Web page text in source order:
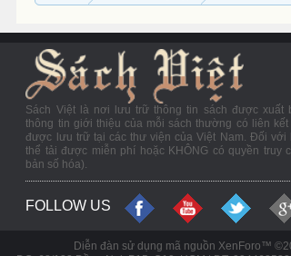
Sách Việt là nơi lưu trữ thông tin sách được xuất
thông tin giới thiệu của mỗi sách thường có liên
được lưu trữ tại các thư viện của Việt Nam. Đối với
thể tải được miễn phí hoặc KHÔNG có quyền truy
bản số hóa).
FOLLOW US
Diễn đàn sử dụng mã nguồn XenForo™